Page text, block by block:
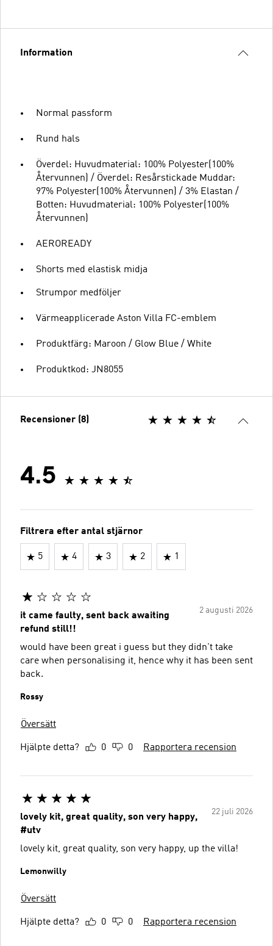
Information
Normal passform
Rund hals
Överdel: Huvudmaterial: 100% Polyester(100%
Återvunnen) / Överdel: Resårstickade Muddar:
97% Polyester(100% Återvunnen) / 3% Elastan /
Botten: Huvudmaterial: 100% Polyester(100%
Återvunnen)
AEROREADY
Shorts med elastisk midja
Strumpor medföljer
Värmeapplicerade Aston Villa FC-emblem
Produktfärg: Maroon / Glow Blue / White
Produktkod: JN8055
Recensioner (8)
4.5
Filtrera efter antal stjärnor
5 4 3 2 1
2 augusti 2026
it came faulty, sent back awaiting
refund still!!
would have been great i guess but they didn't take
care when personalising it, hence why it has been sent
back.
Rossy
Översätt
Hjälpte detta? 0 0 Rapportera recension
22 juli 2026
lovely kit, great quality, son very happy,
#utv
lovely kit, great quality, son very happy, up the villa!
Lemonwilly
Översätt
Hjälpte detta? 0 0 Rapportera recension